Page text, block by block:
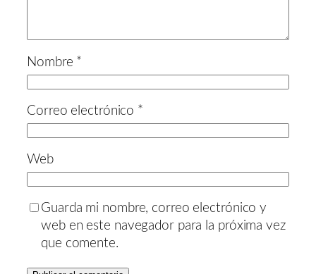
Nombre *
Correo electrónico *
Web
Guarda mi nombre, correo electrónico y
web en este navegador para la próxima vez
que comente.